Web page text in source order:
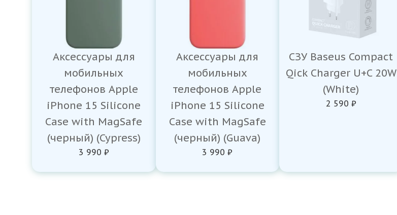
Аксессуары для
мобильных
телефонов Apple
iPhone 15 Silicone
Case with MagSafe
(черный) (Cypress)
3 990 ₽
Аксессуары для
мобильных
телефонов Apple
iPhone 15 Silicone
Case with MagSafe
(черный) (Guava)
3 990 ₽
СЗУ Baseus Compact
Qick Charger U+C 20W
(White)
2 590 ₽